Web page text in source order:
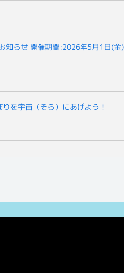
知らせ 開催期間:2026年5月1日(金
を宇宙（そら）にあげよう！